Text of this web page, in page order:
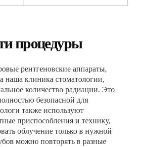
процедуры
рентгеновские аппараты,
наша клиника стоматологии,
количество радиации. Это
безопасной для
также используют
приспособления и технику,
облучение только в нужной
можно повторять в разные